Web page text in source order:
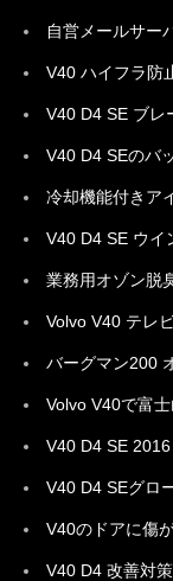
自営メールサー
V40 ハイフラ防
V40 D4 SE ブレ
V40 D4 SEのバ
冷却機能付きア
V40 D4 SE ウイ
業務用オゾン脱
Volvo V40 テレ
バーグマン200
Volvo V40で富
V40 D4 SE
V40 D4 SEグロ
V40のドアに傷
V40 D4 改善対